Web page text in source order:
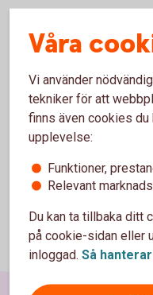
Logga
Våra
Vi använder
tekniker för att
finns även cookies
upplevelse:
Funktioner,
Relevant
Du kan ta tillbaka ditt
på cookie-sidan eller
inloggad. Så